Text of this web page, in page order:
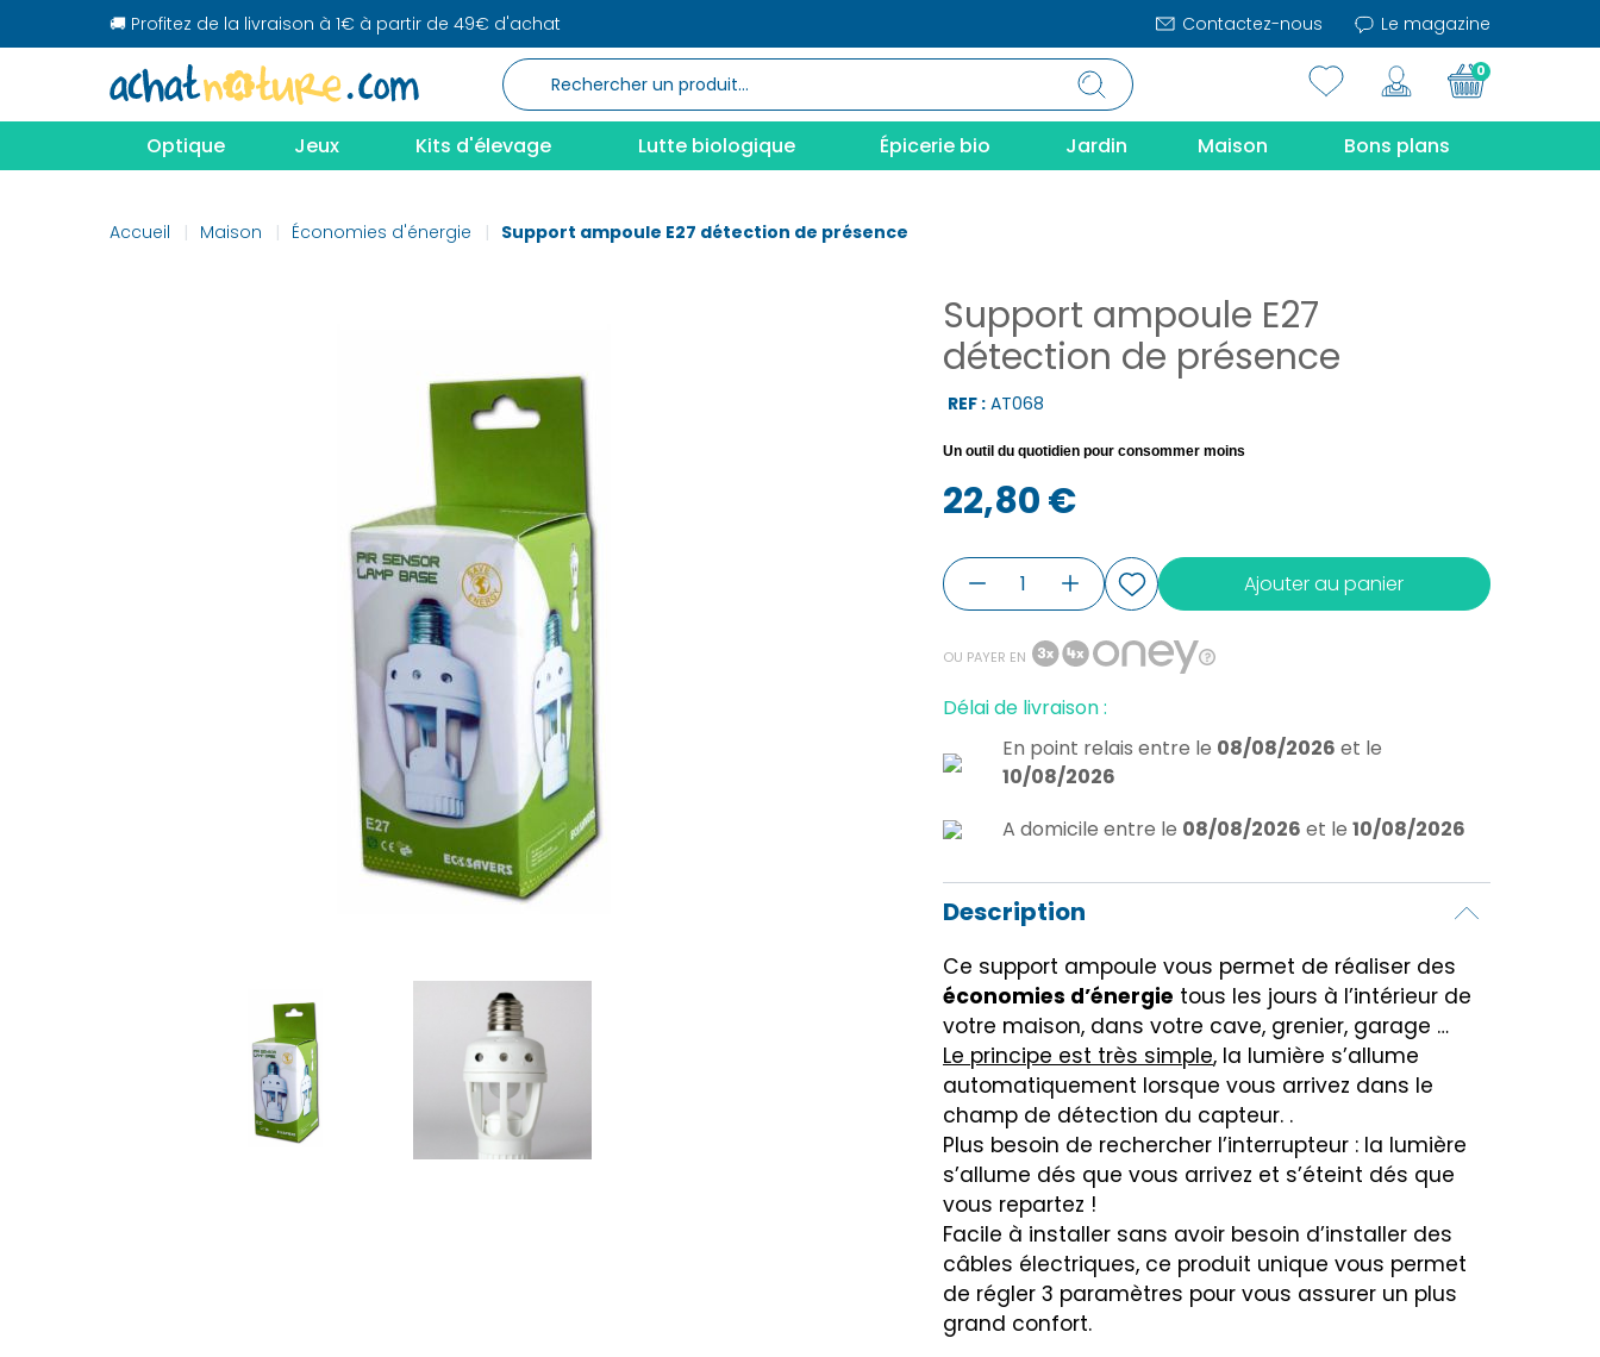
🚚 Profitez de la livraison à 1€ à partir de 49€ d'achat Contactez-nous Le magazine
0
Optique Jeux Kits d'élevage Lutte biologique Épicerie bio Jardin Maison Bons plans
Accueil Maison Économies d'énergie Support ampoule E27 détection de présence
Support ampoule E27
détection de présence
REF : AT068
Un outil du quotidien pour consommer moins
22,80 €
Ajouter au panier
OU PAYER EN
Délai de livraison :
En point relais entre le 08/08/2026 et le
10/08/2026
A domicile entre le 08/08/2026 et le 10/08/2026
Description
Ce support ampoule vous permet de réaliser des
économies d’énergie tous les jours à l’intérieur de
votre maison, dans votre cave, grenier, garage …
Le principe est très simple, la lumière s’allume
automatiquement lorsque vous arrivez dans le
champ de détection du capteur. .
Plus besoin de rechercher l’interrupteur : la lumière
s’allume dés que vous arrivez et s’éteint dés que
vous repartez !
Facile à installer sans avoir besoin d’installer des
câbles électriques, ce produit unique vous permet
de régler 3 paramètres pour vous assurer un plus
grand confort.